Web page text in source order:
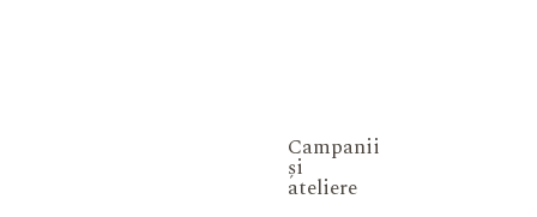
Campanii
și
ateliere